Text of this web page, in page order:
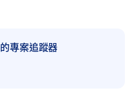
專案追蹤器